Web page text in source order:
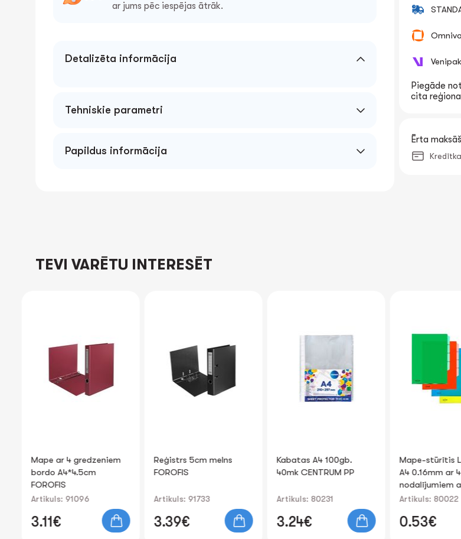
ar jums pēc iespējas ātrāk.
Detalizēta informācija
Tehniskie parametri
Papildus informācija
Omniva
Venipak
Piegāde
cita
Ērta
TEVI VARĒTU INTERESĒT
Reģistrs 5cm melns
FOROFIS
Artikuls: 91733
3.39€
Kabatas A4 100gb.
40mk CENTRUM PP
Artikuls: 80231
3.24€
Mape-stūrītis L-veida
A4 0.16mm ar 4
Artikuls: 80022
0.53€
Reģistrs
FOROFIS
Artikuls:
3.39€